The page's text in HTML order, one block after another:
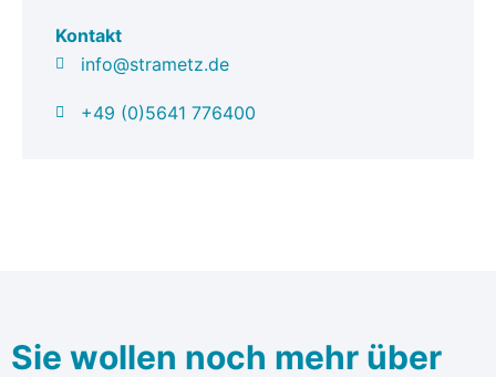
Kontakt
info@strametz.de
+49 (0)5641 776400
Sie wollen noch mehr über